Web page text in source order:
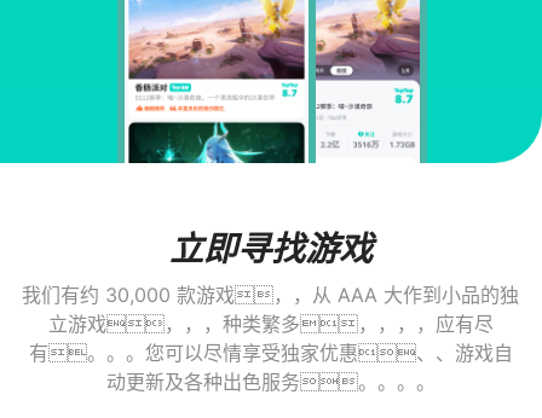
立即寻找游戏
我们有约 30,000 款游戏，，从 AAA 大作到小品的独
立游戏，，，种类繁多，，，，应有尽
有。。。您可以尽情享受独家优惠、、游戏自
动更新及各种出色服务。。。。